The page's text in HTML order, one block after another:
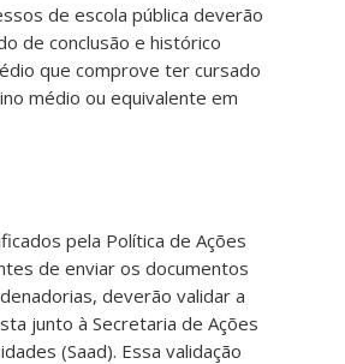
de escola pública deverão
de conclusão e histórico
que comprove ter cursado
médio ou equivalente em
pela Política de Ações
de enviar os documentos
deverão validar a
junto à Secretaria de Ações
(Saad). Essa validação